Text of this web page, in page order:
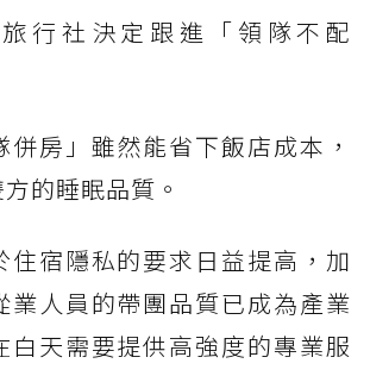
行社決定跟進「領隊不配
併房」雖然能省下飯店成本，
的睡眠品質。
住宿隱私的要求日益提高，加
業人員的帶團品質已成為產業
白天需要提供高強度的專業服